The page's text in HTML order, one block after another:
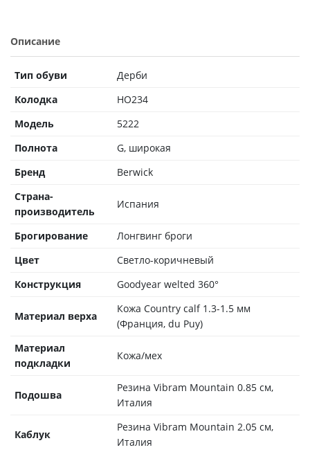
Описание
Тип обуви
Дерби
Колодка
HO234
Модель
5222
Полнота
G, широкая
Бренд
Berwick
Страна-
производитель
Испания
Брогирование
Лонгвинг броги
Цвет
Светло-коричневый
Конструкция
Goodyear welted 360°
Материал верха
Кожа Country calf 1.3-1.5 мм
(Франция, du Puy)
Материал
подкладки
Кожа/мех
Подошва
Резина Vibram Mountain 0.85 см,
Италия
Каблук
Резина Vibram Mountain 2.05 см,
Италия